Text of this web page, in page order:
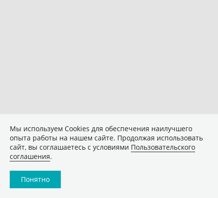
Мы используем Сookies для обеспечения наилучшего
опыта работы на нашем сайте. Продолжая использовать
сайт, вы соглашаетесь с условиями Пользовательского
соглашения.
Понятно